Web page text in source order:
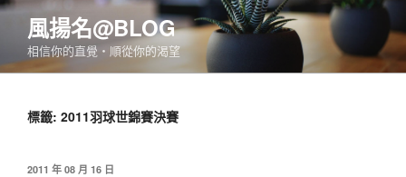
跳
要
風揚名@BLOG
相信你的直覺‧順從你的渴望
標籤: 2011羽球世錦賽決賽
發
2011 年 08 月 16 日